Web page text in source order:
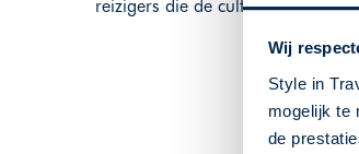
Wij
Style in
mogelijk te
de
reizigers die de culturele en